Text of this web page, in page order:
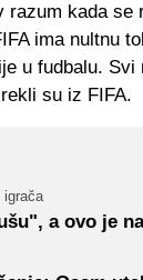
razum kada se
ima nultnu
u fudbalu. Svi
su iz FIFA.
igrača
a ovo je